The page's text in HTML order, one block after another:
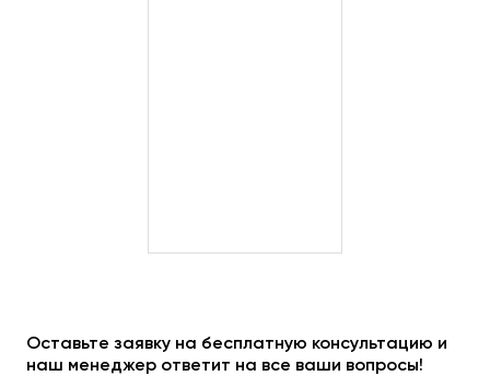
Оставьте заявку на бесплатную консультацию и
наш менеджер ответит на все ваши вопросы!